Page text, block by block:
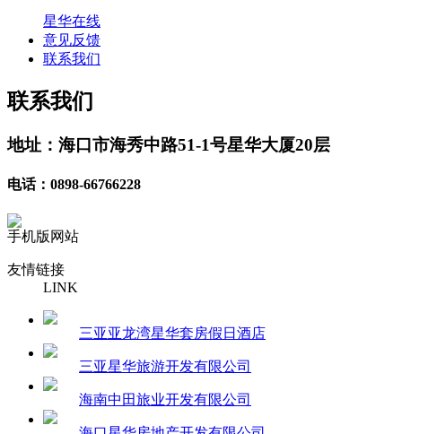
星华在线
意见反馈
联系我们
联系我们
地址：海口市海秀中路51-1号星华大厦20层
电话：0898-66766228
手机版网站
友情链接
LINK
三亚亚龙湾星华套房假日酒店
三亚星华旅游开发有限公司
海南中田旅业开发有限公司